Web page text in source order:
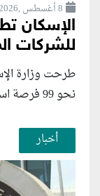
8 أغسطس ,2026
للشركات
طرحت وزارة
نحو 99 فرصة استثمارية...
أخبار